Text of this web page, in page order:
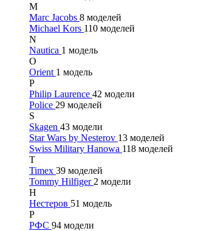
M
Marc Jacobs 8 моделей
Michael Kors 110 моделей
N
Nautica 1 модель
O
Orient 1 модель
P
Philip Laurence 42 модели
Police 29 моделей
S
Skagen 43 модели
Star Wars by Nesterov 13 моделей
Swiss Military Hanowa 118 моделей
T
Timex 39 моделей
Tommy Hilfiger 2 модели
Н
Нестеров 51 модель
Р
РФС 94 модели